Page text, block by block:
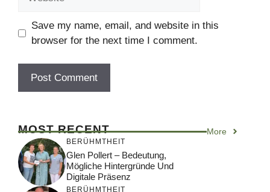
Save my name, email, and website in this
browser for the next time I comment.
MOST RECENT More
BERÜHMTHEIT
Glen Pollert – Bedeutung,
Mögliche Hintergründe Und
Digitale Präsenz
BERÜHMTHEIT